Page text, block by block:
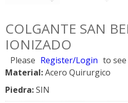
COLGANTE SAN
IONIZADO
Please Register/Login to
Material:Acero Quirurgico
Piedra:SIN